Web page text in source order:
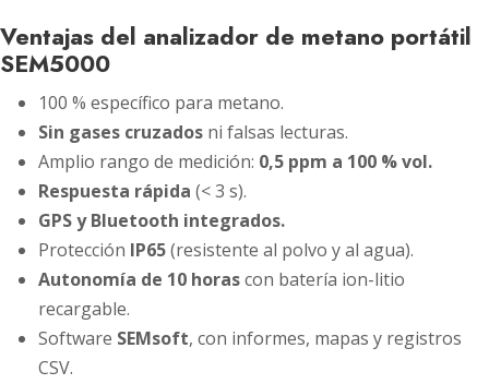
Ventajas del analizador de metano portátil
SEM5000
100 % específico para metano.
Sin gases cruzados ni falsas lecturas.
Amplio rango de medición: 0,5 ppm a 100 % vol.
Respuesta rápida (< 3 s).
GPS y Bluetooth integrados.
Protección IP65(resistente al polvo y al agua).
Autonomía de 10 horascon batería ion-litio
recargable.
Software SEMsoft, con informes, mapas y registros
CSV.